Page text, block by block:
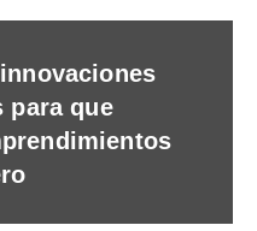
para que